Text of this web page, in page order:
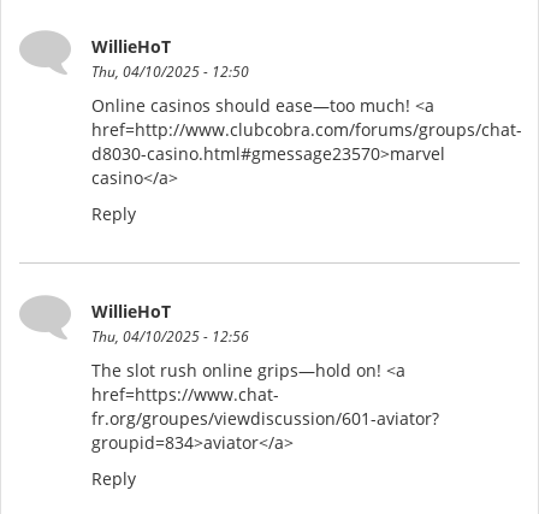
WillieHoT
Thu, 04/10/2025 - 12:50
Online casinos should ease—too much! <a
href=http://www.clubcobra.com/forums/groups/chat-
d8030-casino.html#gmessage23570>marvel
casino</a>
Reply
WillieHoT
Thu, 04/10/2025 - 12:56
The slot rush online grips—hold on! <a
href=https://www.chat-
fr.org/groupes/viewdiscussion/601-aviator?
groupid=834>aviator</a>
Reply